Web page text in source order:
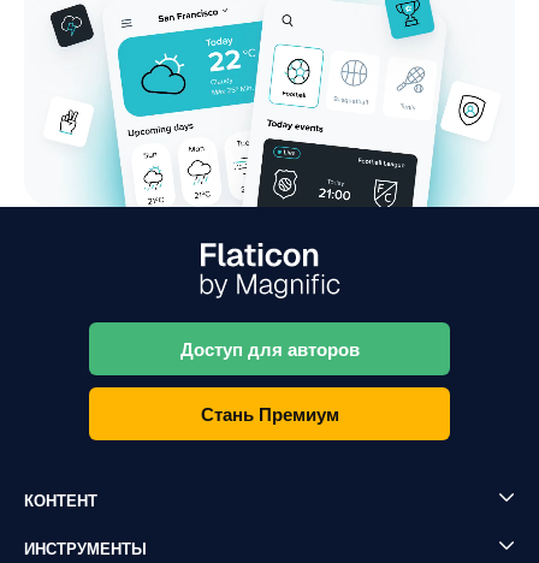
Доступ для авторов
Стань Премиум
КОНТЕНТ
ИНСТРУМЕНТЫ